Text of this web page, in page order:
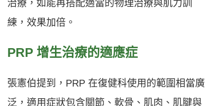
治療，如能再搭配適當的物理治療與肌力訓
練，效果加倍。
PRP 增生治療的適應症
張憲伯提到，PRP 在復健科使用的範圍相當廣
泛，適用症狀包含關節、軟骨、肌肉、肌腱與